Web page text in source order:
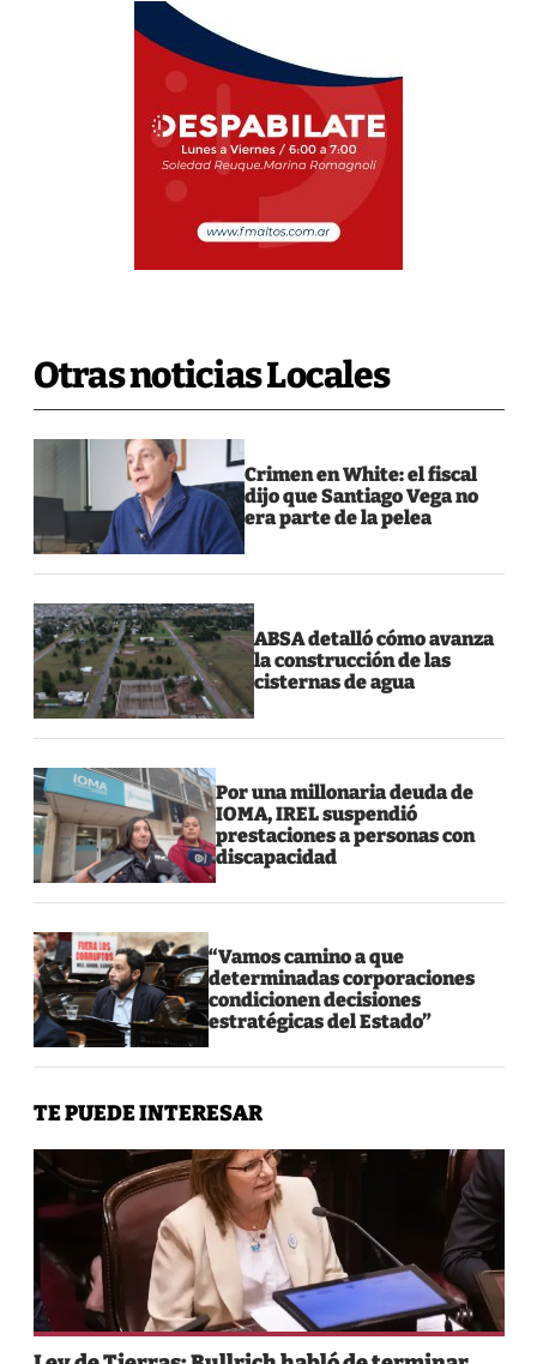
Otras noticias Locales
Crimen en White: el fiscal
dijo que Santiago Vega no
era parte de la pelea
ABSA detalló cómo avanza
la construcción de las
cisternas de agua
Por una millonaria deuda de
IOMA, IREL suspendió
prestaciones a personas con
discapacidad
“Vamos camino a que
determinadas corporaciones
condicionen decisiones
estratégicas del Estado”
TE PUEDE INTERESAR